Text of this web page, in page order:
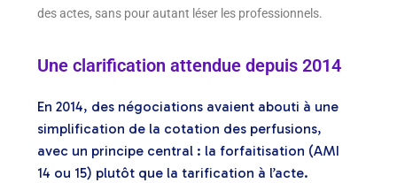
des actes, sans pour autant léser les professionnels.
Une clarification attendue depuis 2014
En 2014, des négociations avaient abouti à une
simplification de la cotation des perfusions,
avec un principe central : la forfaitisation (AMI
14 ou 15) plutôt que la tarification à l’acte.